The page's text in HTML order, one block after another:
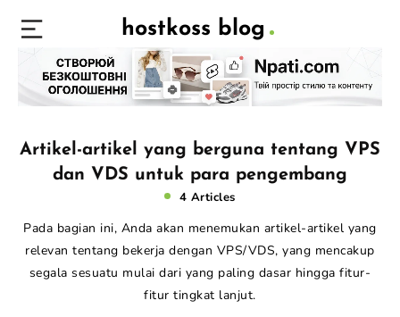
hostkoss blog
Artikel-artikel yang berguna tentang VPS
dan VDS untuk para pengembang
4 Articles
Pada bagian ini, Anda akan menemukan artikel-artikel yang
relevan tentang bekerja dengan VPS/VDS, yang mencakup
segala sesuatu mulai dari yang paling dasar hingga fitur-
fitur tingkat lanjut.